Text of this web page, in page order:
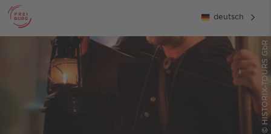
deutsch
© HISTORIX-TOURS GbR